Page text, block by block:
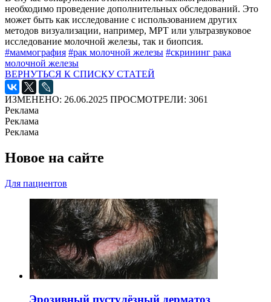
необходимо проведение дополнительных обследований. Это
может быть как исследование с использованием других
методов визуализации, например, МРТ или ультразвуковое
исследование молочной железы, так и биопсия.
#маммография #рак молочной железы #скрининг рака
молочной железы
ВЕРНУТЬСЯ К СПИСКУ СТАТЕЙ
ИЗМЕНЕНО: 26.06.2025 ПРОСМОТРЕЛИ: 3061
Реклама
Реклама
Реклама
Новое на сайте
Для пациентов
Эрозивный пустулёзный дерматоз